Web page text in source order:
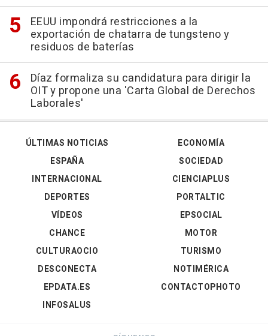
EEUU impondrá restricciones a la
exportación de chatarra de tungsteno y
residuos de baterías
Díaz formaliza su candidatura para dirigir la
OIT y propone una 'Carta Global de Derechos
Laborales'
ÚLTIMAS NOTICIAS
ESPAÑA
INTERNACIONAL
DEPORTES
VÍDEOS
ECONOMÍA
SOCIEDAD
CIENCIAPLUS
PORTALTIC
EPSOCIAL
CHANCE
CULTURAOCIO
DESCONECTA
EPDATA.ES
INFOSALUS
MOTOR
TURISMO
NOTIMÉRICA
CONTACTOPHOTO